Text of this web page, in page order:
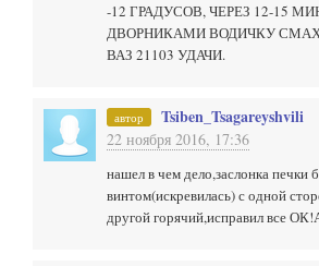
-12 ГРАДУСОВ, ЧЕРЕЗ 12-15
ДВОРНИКАМИ ВОДИЧКУ
ВАЗ 21103 УДАЧИ.
автор Tsiben_Tsagareyshvili
22 ноября 2016, 17:36
нашел в чем дело,заслонка печки
винтом(искревилась) с одной
другой горячий,исправил все